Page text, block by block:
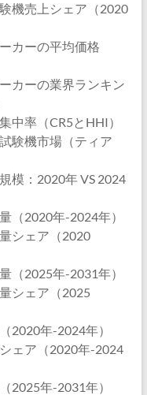
機売上シェア（2020
カーの平均価格
カーの業界ランキン
中率（CR5とHHI）
験機市場（ティア
模：2020年 VS 2024
（2020年-2024年）
シェア（2020
（2025年-2031年）
シェア（2025
2020年-2024年）
ェア（2020年-2024
2025年-2031年）